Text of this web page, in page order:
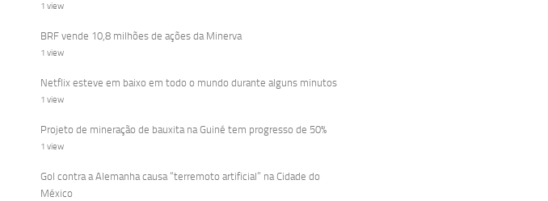
1 view
BRF vende 10,8 milhões de ações da Minerva
1 view
Netflix esteve em baixo em todo o mundo durante alguns minutos
1 view
Projeto de mineração de bauxita na Guiné tem progresso de 50%
1 view
Gol contra a Alemanha causa “terremoto artificial” na Cidade do
México